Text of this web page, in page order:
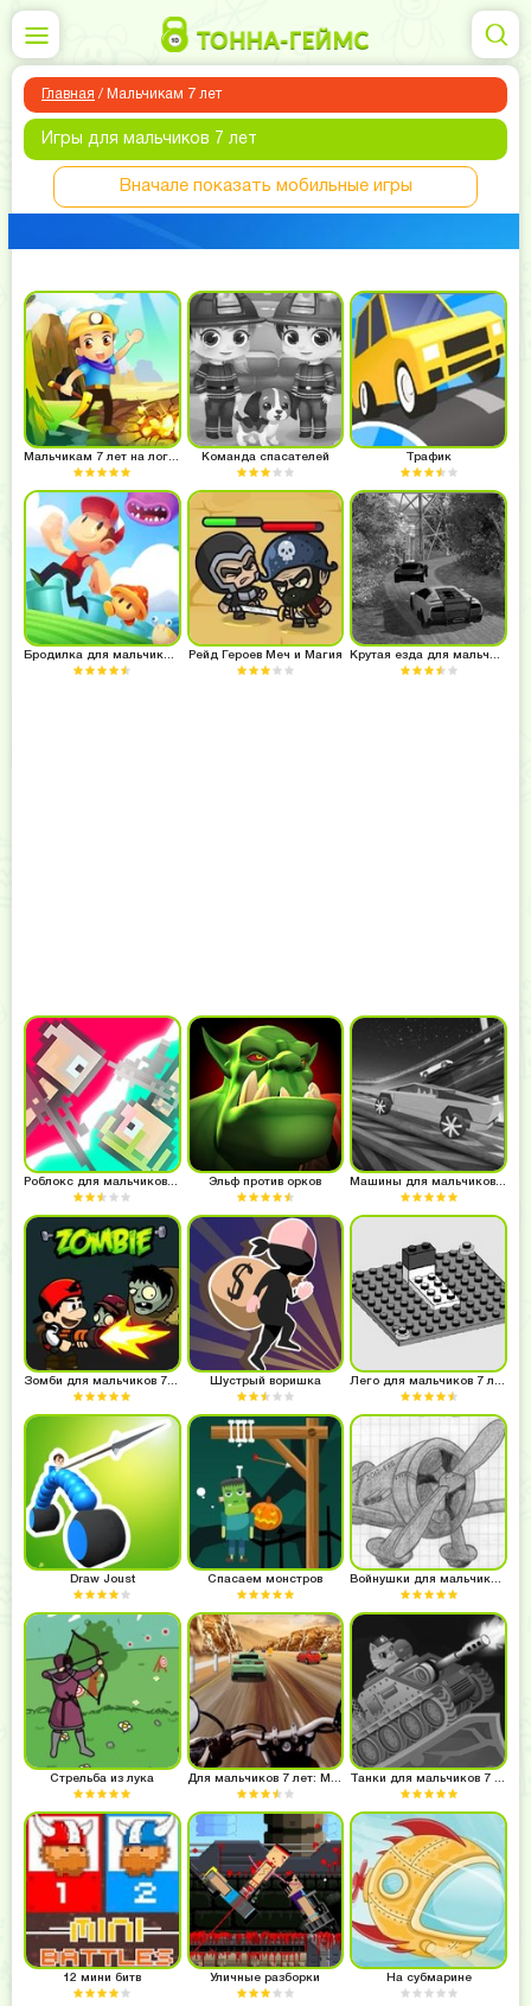
Главная / Мальчикам 7 лет
Игры для мальчиков 7 лет
Вначале показать мобильные игры
Команда спасателей Трафик
Бродилка для мальчиков 7 лет Рейд Героев Меч и Магия Крутая езда для мальчиков 7 лет
Роблокс для мальчиков 7 лет Эльф против орков Машины для мальчиков 7 лет
Шустрый воришка
Draw Joust Спасаем монстров Войнушки для мальчиков 7 лет
Стрельба из лука Для мальчиков 7 лет: Мотоциклы Танки для мальчиков 7 лет
12 мини битв Уличные разборки На субмарине